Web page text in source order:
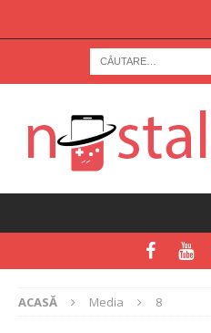
ACASĂ Media 8